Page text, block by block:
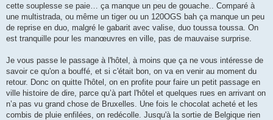
cette souplesse se paie… ça manque un peu de gouache.. Comparé à
une multistrada, ou même un tiger ou un 120OGS bah ça manque un peu
de reprise en duo, malgré le gabarit avec valise, duo toussa toussa. On
est tranquille pour les manœuvres en ville, pas de mauvaise surprise.
Je vous passe le passage à l'hôtel, à moins que ça ne vous intéresse de
savoir ce qu'on a bouffé, et si c'était bon, on va en venir au moment du
retour. Donc on quitte l'hôtel, on en profite pour faire un petit passage en
ville histoire de dire, parce qu’à part l'hôtel et quelques rues en arrivant on
n’a pas vu grand chose de Bruxelles. Une fois le chocolat acheté et les
combis de pluie enfilées, on redécolle. Jusqu'à la sortie de Belgique rien